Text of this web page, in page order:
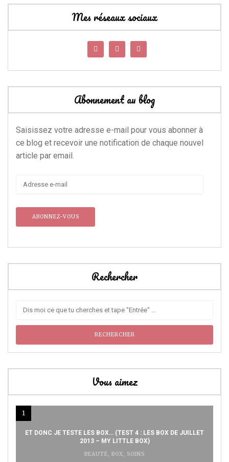
Mes réseaux sociaux
Abonnement au blog
Saisissez votre adresse e-mail pour vous abonner à
ce blog et recevoir une notification de chaque nouvel
article par email.
Adresse
mail
Rechercher
Vous aimez
1
ET DONC JE TESTE LES BOX… (TEST 4 : LES BOX DE JUILLET
2013 – MY LITTLE BOX)
BEAUTÉ BOX SOINS